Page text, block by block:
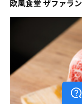
欧風食堂 ザファラン